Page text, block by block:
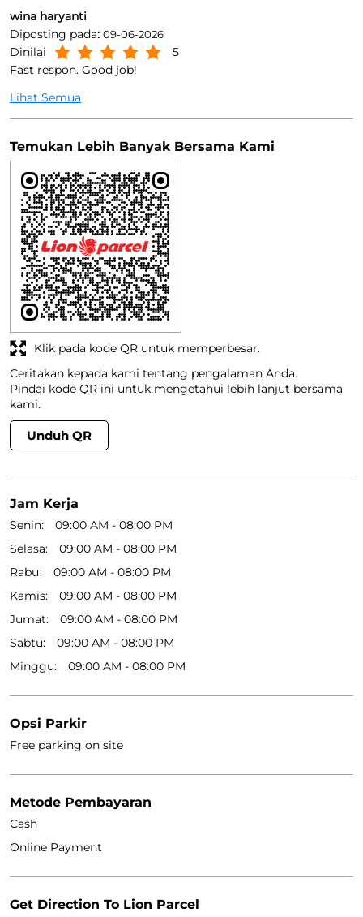
wina haryanti
Diposting pada: 09-06-2026
Dinilai
5
Fast respon. Good job!
Lihat Semua
Temukan Lebih Banyak Bersama Kami
Ceritakan kepada kami tentang pengalaman Anda.
Pindai kode QR ini untuk mengetahui lebih lanjut bersama
kami.
Unduh QR
Klik pada kode QR untuk memperbesar.
Jam Kerja
Senin
09:00 AM - 08:00 PM
Selasa
09:00 AM - 08:00 PM
Rabu
09:00 AM - 08:00 PM
Kamis
09:00 AM - 08:00 PM
Jumat
09:00 AM - 08:00 PM
Sabtu
09:00 AM - 08:00 PM
Minggu
09:00 AM - 08:00 PM
Opsi Parkir
Free parking on site
Metode Pembayaran
Cash
Online Payment
Get Direction To Lion Parcel